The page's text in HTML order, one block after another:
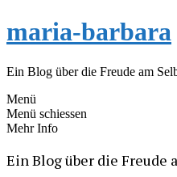
maria-barbara
Ein Blog über die Freude am
Menü
Menü schiessen
Mehr Info
Ein Blog über die Freude